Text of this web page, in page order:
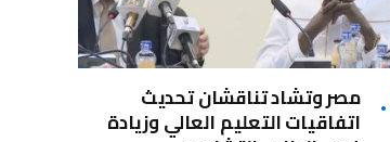
مصر وتشاد تناقشان تحديث
اتفاقيات التعليم العالي وزيادة